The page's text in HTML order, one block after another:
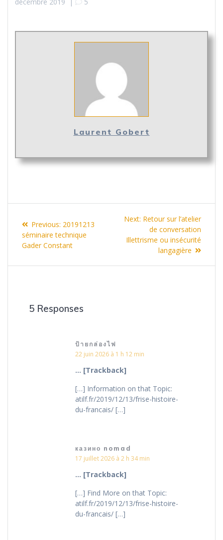
décembre 2019 | 5
Laurent Gobert
de
Previous: Previous
post:
20191213
séminaire technique
Gader Constant
Next: Next
post:
Retour sur l’atelier
de conversation
Illettrisme ou insécurité
langagière
5 Responses
ป้ายกล่องไฟ
22 juin 2026 à 1 h 12 min
… [Trackback]
[…] Information on that Topic:
atilf.fr/2019/12/13/frise-histoire-
du-francais/ […]
казино nomad
17 juillet 2026 à 2 h 34 min
… [Trackback]
[…] Find More on that Topic:
atilf.fr/2019/12/13/frise-histoire-
du-francais/ […]